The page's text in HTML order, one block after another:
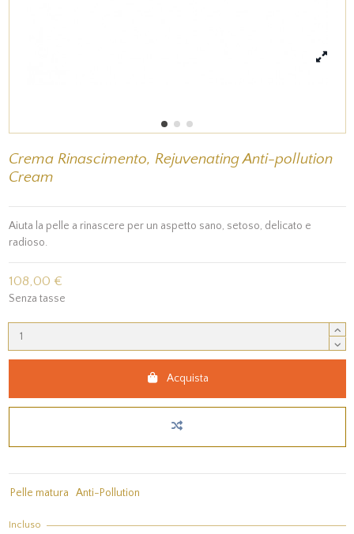
Crema Rinascimento, Rejuvenating Anti-pollution
Cream
Aiuta la pelle a rinascere per un aspetto sano, setoso, delicato e
radioso.
108,00 €
Senza tasse
Acquista
Pelle matura Anti-Pollution
Incluso